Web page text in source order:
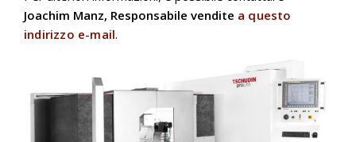
Joachim Manz, Responsabile vendite a questo
indirizzo e-mail.